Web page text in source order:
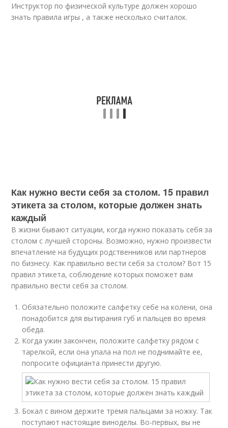
Инструктор по физической культуре должен хорошо
знать правила игры , а также несколько считалок.
Как нужно вести себя за столом. 15 правил
этикета за столом, которые должен знать
каждый
В жизни бывают ситуации, когда нужно показать себя за
столом с лучшей стороны. Возможно, нужно произвести
впечатление на будущих родственников или партнеров
по бизнесу. Как правильно вести себя за столом? Вот 15
правил этикета, соблюдение которых поможет вам
правильно вести себя за столом.
Обязательно положите салфетку себе на колени, она
понадобится для вытирания губ и пальцев во время
обеда.
Когда ужин закончен, положите салфетку рядом с
тарелкой, если она упала на пол не поднимайте ее,
попросите официанта принести другую.
Бокал с вином держите тремя пальцами за ножку. Так
поступают настоящие виноделы. Во-первых, вы не